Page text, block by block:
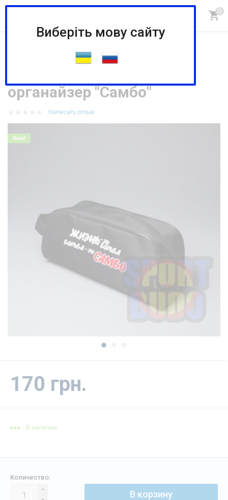
СПОРТИВНАЯ ОДЕЖДА И СУМКИ
Многофункциональный органайзер "Самбо"
органайзер "Самбо"
Написать отзыв
New!
170 грн.
В наличии
Количество:
В корзину
Виберіть мову сайту